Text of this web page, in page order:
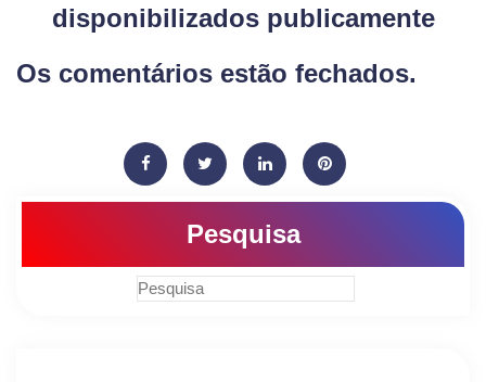
disponibilizados publicamente
Os comentários estão fechados.
Pesquisa